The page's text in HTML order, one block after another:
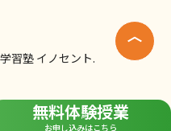
無料体験授業
お申し込みはこちら
習塾 イノセント.